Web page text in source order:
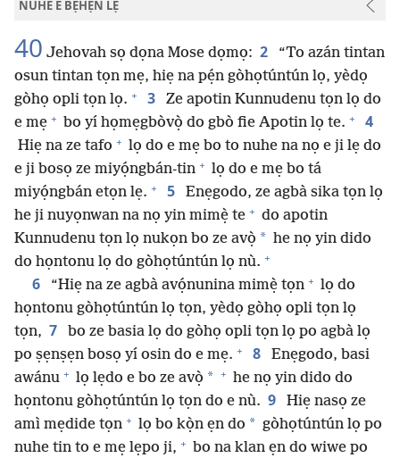
NUHE E BẸHẸN LẸ
40 Jehovah sọ dọna Mose dọmọ: 2
“To azán tintan
osun tintan tọn mẹ, hiẹ na pẹ́n gòhọtúntún lọ, yèdọ
gòhọ opli tọn lọ. + 3
Ze apotin Kunnudenu tọn lọ do
e mẹ + bo yí họmẹgbòvọ̀ do gbò fie Apotin lọ te. + 4
Hiẹ na ze tafo + lọ do e mẹ bo to nuhe na nọ e ji lẹ do
e ji bosọ ze miyọ́ngbán-tin + lọ do e mẹ bo tá
miyọ́ngbán etọn lẹ. + 5
Enẹgodo, ze agbà sika tọn lọ
he ji nuyọnwan na nọ yin mimẹ̀ te + do apotin
Kunnudenu tọn lọ nukọn bo ze avọ̀ * he nọ yin dido
do họntonu lọ do gòhọtúntún lọ nù. +
6 “Hiẹ na ze agbà avọ́nunina mimẹ̀ tọn + lọ do
họntonu gòhọtúntún lọ tọn, yèdọ gòhọ opli tọn lọ
tọn, 7
bo ze basia lọ do gòhọ opli tọn lọ po agbà lọ
po ṣẹnṣẹn bosọ yí osin do e mẹ. + 8
Enẹgodo, basi
awánu + lọ lẹdo e bo ze avọ̀ * + he nọ yin dido do
họntonu gòhọtúntún lọ tọn do e nù. 9
Hiẹ nasọ ze
amì mẹdide tọn + lọ bo kọ̀n ẹn do * gòhọtúntún lọ po
nuhe tin to e mẹ lẹpo ji, + bo na klan ẹn do wiwe po